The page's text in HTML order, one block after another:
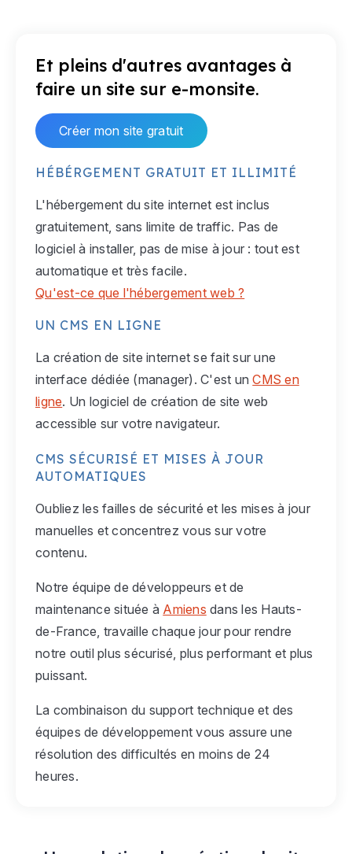
Et pleins d'autres avantages à
faire un site sur e-monsite.
Créer mon site gratuit
HÉBÉRGEMENT GRATUIT ET ILLIMITÉ
L'hébergement du site internet est inclus
gratuitement, sans limite de traffic. Pas de
logiciel à installer, pas de mise à jour : tout est
automatique et très facile.
Qu'est-ce que l'hébergement web ?
UN CMS EN LIGNE
La création de site internet se fait sur une
interface dédiée (manager). C'est unCMS en
ligne. Un logiciel de création de site web
accessible sur votre navigateur.
CMS SÉCURISÉ ET MISES À JOUR
AUTOMATIQUES
Oubliez les failles de sécurité et les mises à jour
manuelles et concentrez vous sur votre
contenu.
Notre équipe de développeurs et de
maintenance située à Amiens dans les Hauts-
de-France, travaille chaque jour pour rendre
notre outil plus sécurisé, plus performant et plus
puissant.
La combinaison du support technique et des
équipes de développement vous assure une
résolution des difficultés en moins de 24
heures.